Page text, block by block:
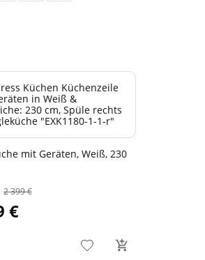
mit Geräten, Weiß, 230
2 399 €
€